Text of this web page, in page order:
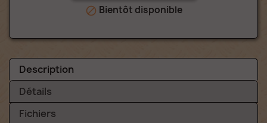
 Bientôt disponible
Description
Détails
Fichiers